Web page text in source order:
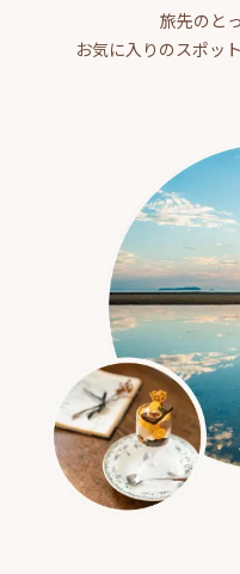
旅先のと
お気に入りのスポッ